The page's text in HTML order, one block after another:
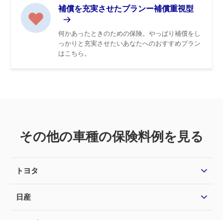
補償を充実させたプランー補償重視型
何かあったときのための保険。やっぱり補償をし
っかりと充実させたいあなたへのおすすめプラン
はこちら。
その他の車種の保険料例を見る
トヨタ
日産